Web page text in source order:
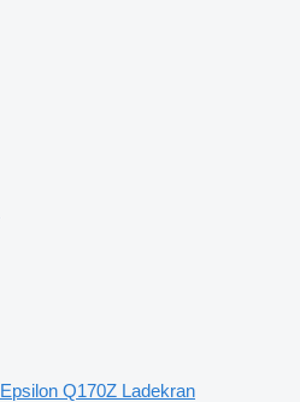
Epsilon Q170Z Ladekran